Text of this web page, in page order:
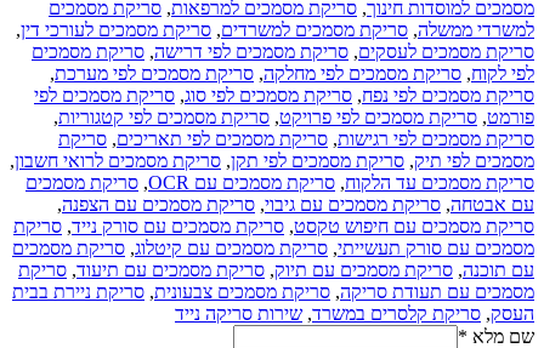
מסמכים למוסדות חינוך, סריקת מסמכים למרפאות, סריקת מסמכים
למשרדי ממשלה, סריקת מסמכים למשרדים, סריקת מסמכים לעורכי דין,
סריקת מסמכים לעסקים, סריקת מסמכים לפי דרישה, סריקת מסמכים
לפי לקוח, סריקת מסמכים לפי מחלקה, סריקת מסמכים לפי מערכת,
סריקת מסמכים לפי נפח, סריקת מסמכים לפי סוג, סריקת מסמכים לפי
פורמט, סריקת מסמכים לפי פרויקט, סריקת מסמכים לפי קטגוריות,
סריקת מסמכים לפי רגישות, סריקת מסמכים לפי תאריכים, סריקת
מסמכים לפי תיק, סריקת מסמכים לפי תקן, סריקת מסמכים לרואי חשבון,
סריקת מסמכים עד הלקוח, סריקת מסמכים עם OCR , סריקת מסמכים
עם אבטחה, סריקת מסמכים עם גיבוי, סריקת מסמכים עם הצפנה,
סריקת מסמכים עם חיפוש טקסט, סריקת מסמכים עם סורק נייד, סריקת
מסמכים עם סורק תעשייתי, סריקת מסמכים עם קיטלוג, סריקת מסמכים
עם תוכנה, סריקת מסמכים עם תיוק, סריקת מסמכים עם תיעוד, סריקת
מסמכים עם תעודת סריקה, סריקת מסמכים צבעונית, סריקת ניירת בבית
העסק, סריקת קלסרים במשרד, שירות סריקה נייד
שם מלא *